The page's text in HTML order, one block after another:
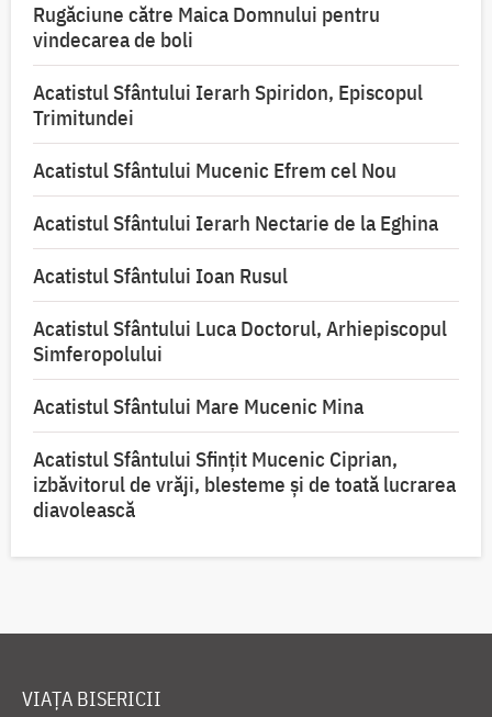
Rugăciune către Maica Domnului pentru
vindecarea de boli
Acatistul Sfântului Ierarh Spiridon, Episcopul
Trimitundei
Acatistul Sfântului Mucenic Efrem cel Nou
Acatistul Sfântului Ierarh Nectarie de la Eghina
Acatistul Sfântului Ioan Rusul
Acatistul Sfântului Luca Doctorul, Arhiepiscopul
Simferopolului
Acatistul Sfântului Mare Mucenic Mina
Acatistul Sfântului Sfințit Mucenic Ciprian,
izbăvitorul de vrăji, blesteme și de toată lucrarea
diavolească
VIAȚA BISERICII